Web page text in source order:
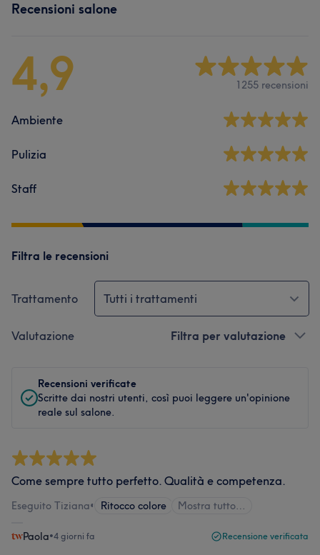
Recensioni salone
4,9 1255 recensioni
Ambiente
Pulizia
Staff
Filtra le recensioni
Trattamento Tutti i trattamenti
Valutazione Filtra per valutazione
Recensioni verificate
Scritte dai nostri utenti, così puoi leggere un'opinione
reale sul salone.
Come sempre tutto perfetto. Qualità e competenza.
Eseguito Tiziana• Ritocco colore Mostra tutto…
Paola•4 giorni fa Recensione verificata